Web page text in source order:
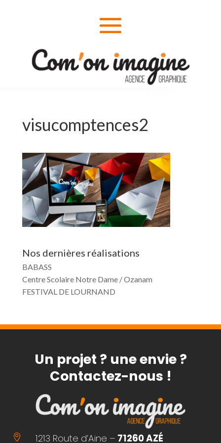
visucomptences2
Nos dernières réalisations
BABASS
Centre Scolaire Notre Dame / Ozanam
FESTIVAL DE LOURNAND
Un projet ? une envie ?
Contactez-nous !
 1213 Route d’Aine – 71260 AZÉ